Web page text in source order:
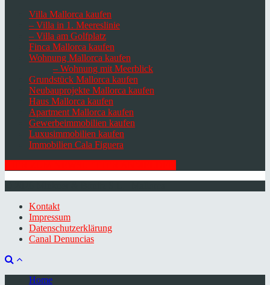
Villa Mallorca kaufen
– Villa in 1. Meereslinie
– Villa am Golfplatz
Finca Mallorca kaufen
Wohnung Mallorca kaufen
– Wohnung mit Meerblick
Grundstück Mallorca kaufen
Neubauprojekte Mallorca kaufen
Haus Mallorca kaufen
Apartment Mallorca kaufen
Gewerbeimmobilien kaufen
Luxusimmobilien kaufen
Immobilien Cala Figuera
Kontakt
Impressum
Datenschutzerklärung
Canal Denuncias
Home